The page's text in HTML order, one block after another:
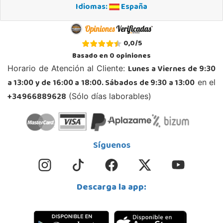
STOCK DISPONIBLE
Juguetilandia Ciudad Real
Parque Comercial Puerta del Ave local 5 (Avenida de la ciencia nº9)
13005, Ciudad Real
926 230 093
Localizar Tienda
Juguetilandia Córdoba
C/ INGENIERO JUAN DE LA CIERVA 1 Polígono Industrial La Torrecilla
STOCK DISPONIBLE
Idiomas:
España
0,0/5
Basado en0opiniones
Horario de Atención al Cliente: Lunes a Viernes de 9:30
a 13:00 y de 16:00 a 18:00. Sábados de 9:30 a 13:00 en el
+34966889628 (Sólo días laborables)
Síguenos
Descarga la app: